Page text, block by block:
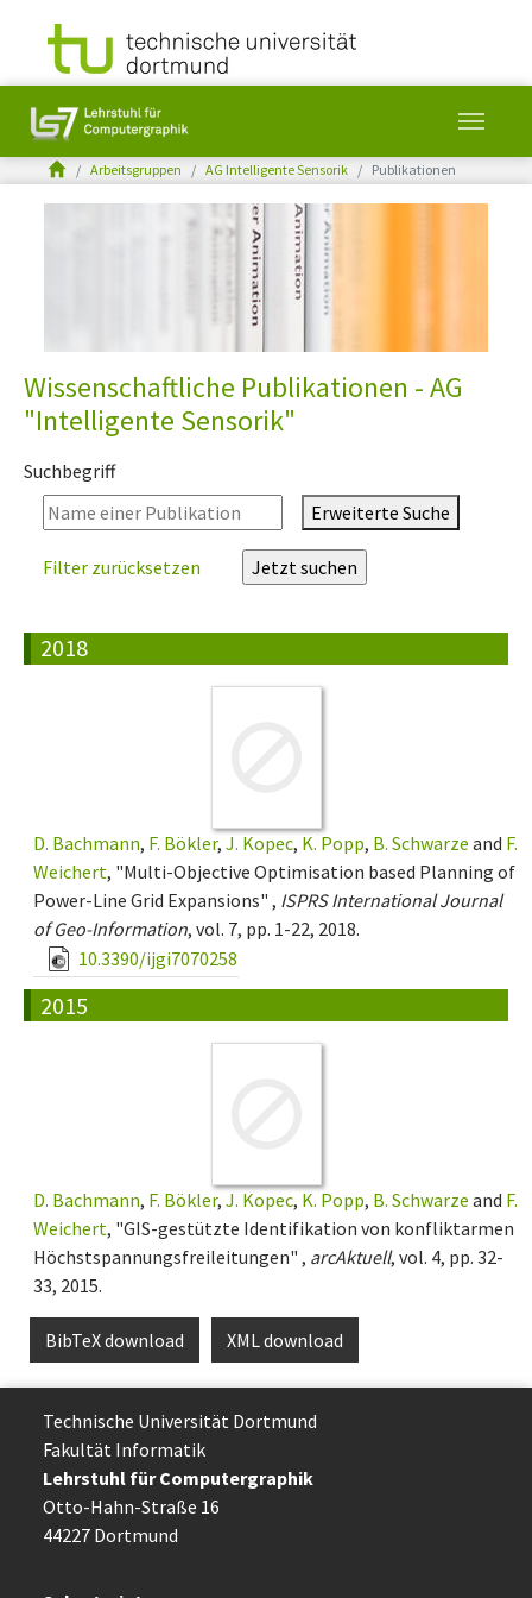
You are here:Arbeitsgruppen AG Intelligente Sensorik Publikationen
Wissenschaftliche Publikationen - AG
"Intelligente Sensorik"
Suchbegriff
Erweiterte Suche
Filter zurücksetzen
2018
D. Bachmann, F. Bökler, J. Kopec, K. Popp, B. Schwarze and F.
Weichert, "Multi-Objective Optimisation based Planning of
Power-Line Grid Expansions" , ISPRS International Journal
of Geo-Information, vol. 7, pp. 1-22, 2018.
10.3390/ijgi7070258
2015
D. Bachmann, F. Bökler, J. Kopec, K. Popp, B. Schwarze and F.
Weichert, "GIS-gestützte Identifikation von konfliktarmen
Höchstspannungsfreileitungen" , arcAktuell, vol. 4, pp. 32-
33, 2015.
BibTeX download XML download
Technische Uni­ver­si­tät Dort­mund
Fakultät Informatik
Lehrstuhl für Computergraphik
Otto-Hahn-Straße 16
44227 Dort­mund